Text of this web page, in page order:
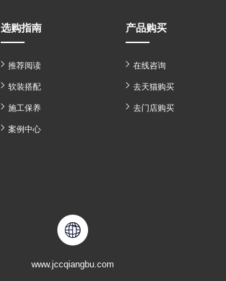
选购指南
推荐阅读
软装搭配
施工保养
案例中心
产品购买
在线咨询
去天猫购买
去门店购买
www.jccqiangbu.com